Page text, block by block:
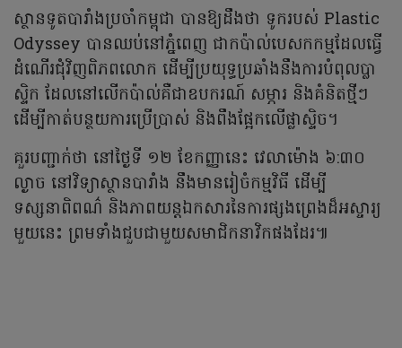
ស្ថានទូតបារាំងប្រចាំកម្ពុជា បានឱ្យដឹងថា ទូករបស់ Plastic
Odyssey បានឈប់នៅភ្នំពេញ ជាកប៉ាល់បេសកកម្មដែលធ្វើ
ដំណើរជុំវិញពិភពលោក ដើម្បីប្រយុទ្ធប្រឆាំងនឹងការបំពុលប្លា
ស្ទិក ដែលនៅលើកប៉ាល់គឺជាឧបករណ៍ សម្ភារ និងគំនិតថ្មីៗ
ដើម្បីកាត់បន្ថយការប្រើប្រាស់ និងពឹងផ្អែកលើផ្លាស្ទិច។
គួរបញ្ជាក់ថា នៅថ្ងៃទី ១២ ខែកញ្ញានេះ វេលាម៉ោង ៦:៣០
ល្ងាច នៅវិទ្យាស្ថានបារាំង នឹងមានរៀចំកម្មវិធី ដើម្បី
ទស្សនាពិពណ៌ និងភាពយន្តឯកសារនៃការផ្សងព្រេងដ៏អស្ចារ្យ
មួយនេះ ព្រមទាំងជួបជាមួយសមាជិកនាវិកផងដែរ៕